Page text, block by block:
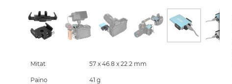
theMitat 57 x 46.8 x 22.2 mm
Paino 41 g